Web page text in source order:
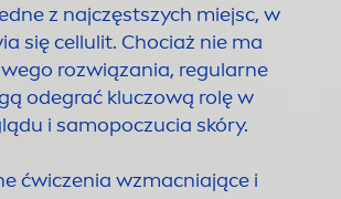
z najczęstszych miejsc, w
się cellulit. Chociaż nie ma
rozwiązania, regularne
odegrać kluczową rolę w
i samopoczucia skóry.
ćwiczenia wzmacniające i